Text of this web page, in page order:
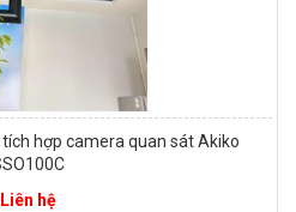
Camera IP